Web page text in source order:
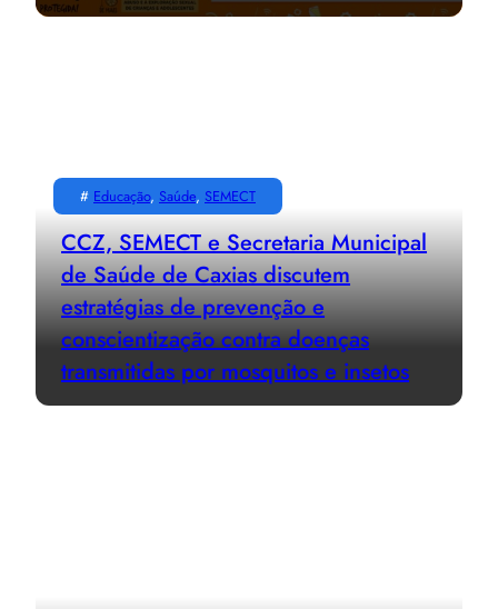
# Educação, Saúde, SEMECT
CCZ, SEMECT e Secretaria Municipal
de Saúde de Caxias discutem
estratégias de prevenção e
conscientização contra doenças
transmitidas por mosquitos e insetos